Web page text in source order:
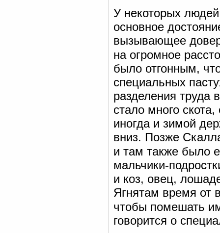
У некоторых
основное
вызывающее
на огромное
было отгонным,
специальных
разделения труда
стало много
иногда и зимой
вниз. Позже
и там также было
мальчики-
и коз, овец,
Ягнятам время от
чтобы помешать
говорится о